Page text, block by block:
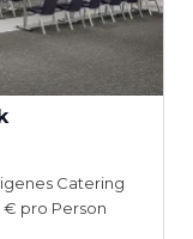
Catering
€ pro Person